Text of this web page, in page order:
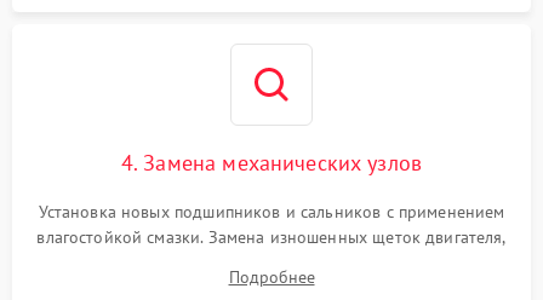
4. Замена механических узлов
Установка новых подшипников и сальников с применением
влагостойкой смазки. Замена изношенных щеток двигателя,
или поврежденной резиновой манжеты.
Подробнее